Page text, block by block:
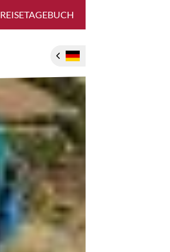
REISETAGEBUCH